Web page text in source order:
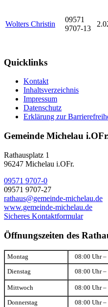
Wolters Christin
09571
9707-13
Quicklinks
Kontakt
Inhaltsverzeichnis
Impressum
Datenschutz
Erklärung zur
Gemeinde Michelau
Rathausplatz 1
96247 Michelau i.OFr.
09571 9707-0
09571 9707-27
rathaus@gemeinde-michelau.de
www.gemeinde-michelau.de
Sicheres Kontaktformular
Öffnungszeiten des
Montag 08:00 Uhr –
Dienstag 08:00 Uhr –
Mittwoch 08:00 Uhr –
Donnerstag 08:00 Uhr –